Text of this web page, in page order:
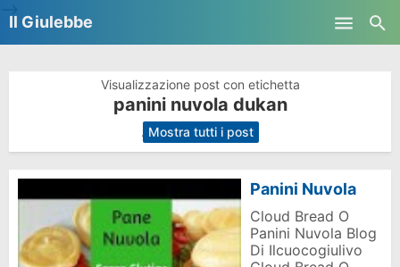
Il Giulebbe
Visualizzazione post con etichetta
panini nuvola dukan
. Mostra tutti i post
Panini Nuvola
Cloud Bread O
Panini Nuvola Blog
Di Ilcuocogiulivo